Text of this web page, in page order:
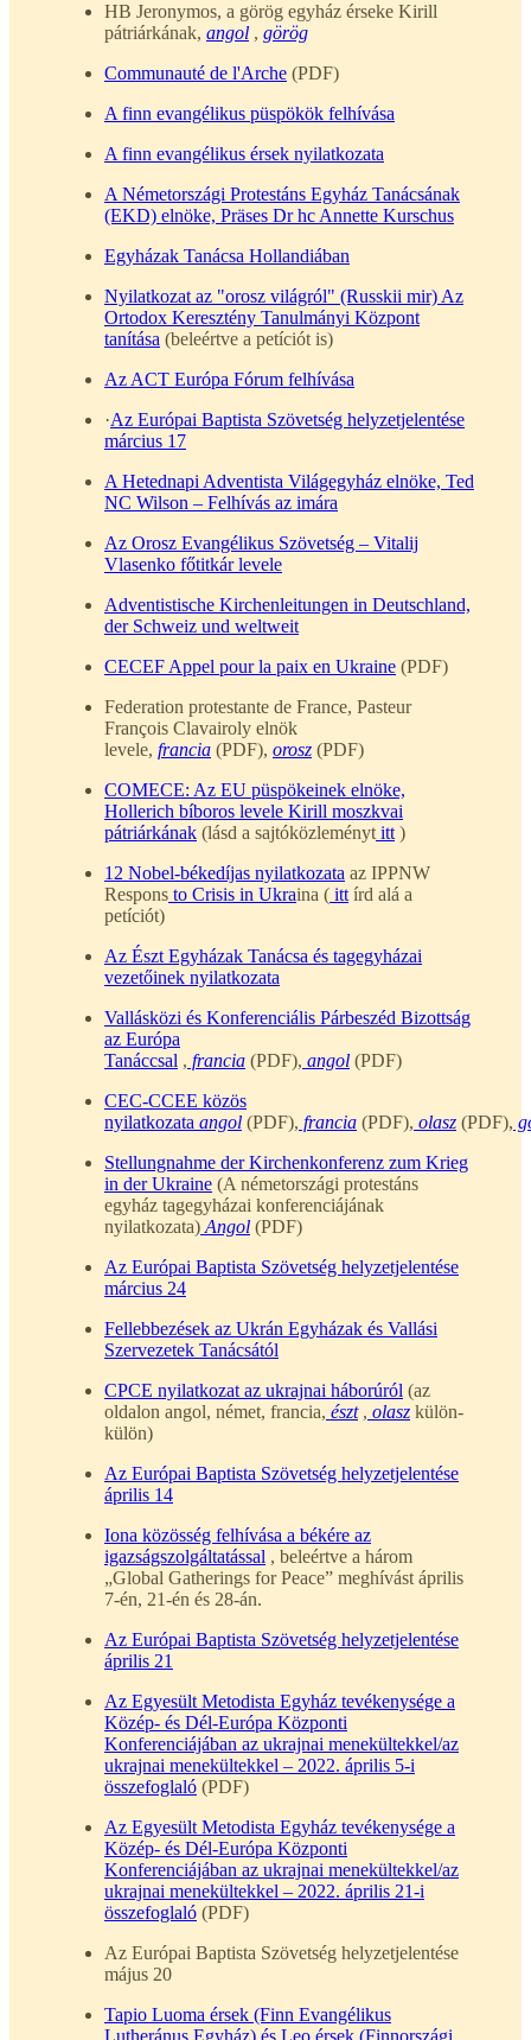
HB Jeronymos, a görög egyház érseke Kirill
pátriárkának, angol , görög
Communauté de l'Arche (PDF)
A finn evangélikus püspökök felhívása
A finn evangélikus érsek nyilatkozata
A Németországi Protestáns Egyház Tanácsának
(EKD) elnöke, Präses Dr hc Annette Kurschus
Egyházak Tanácsa Hollandiában
Nyilatkozat az "orosz világról" (Russkii mir) Az
Ortodox Keresztény Tanulmányi Központ
tanítása (beleértve a petíciót is)
Az ACT Európa Fórum felhívása
·Az Európai Baptista Szövetség helyzetjelentése
március 17
A Hetednapi Adventista Világegyház elnöke, Ted
NC Wilson – Felhívás az imára
Az Orosz Evangélikus Szövetség – Vitalij
Vlasenko főtitkár levele
Adventistische Kirchenleitungen in Deutschland,
der Schweiz und weltweit
CECEF Appel pour la paix en Ukraine (PDF)
Federation protestante de France, Pasteur
François Clavairoly elnök
levele, francia (PDF), orosz (PDF)
COMECE: Az EU püspökeinek elnöke,
Hollerich bíboros levele Kirill moszkvai
pátriárkának (lásd a sajtóközleményt itt )
12 Nobel-békedíjas nyilatkozata az IPPNW
Respons to Crisis in Ukraina ( itt írd alá a
petíciót)
Az Észt Egyházak Tanácsa és tagegyházai
vezetőinek nyilatkozata
Vallásközi és Konferenciális Párbeszéd Bizottság
az Európa
Tanáccsal , francia (PDF), angol (PDF)
CEC-CCEE közös
nyilatkozata angol (PDF), francia (PDF), olasz (PDF),
Stellungnahme der Kirchenkonferenz zum Krieg
in der Ukraine (A németországi protestáns
egyház tagegyházai konferenciájának
nyilatkozata) Angol (PDF)
Az Európai Baptista Szövetség helyzetjelentése
március 24
Fellebbezések az Ukrán Egyházak és Vallási
Szervezetek Tanácsától
CPCE nyilatkozat az ukrajnai háborúról (az
oldalon angol, német, francia, észt, olasz külön-
külön)
Az Európai Baptista Szövetség helyzetjelentése
április 14
Iona közösség felhívása a békére az
igazságszolgáltatással , beleértve a három
„Global Gatherings for Peace” meghívást április
7-én, 21-én és 28-án.
Az Európai Baptista Szövetség helyzetjelentése
április 21
Az Egyesült Metodista Egyház tevékenysége a
Közép- és Dél-Európa Központi
Konferenciájában az ukrajnai menekültekkel/az
ukrajnai menekültekkel – 2022. április 5-i
összefoglaló (PDF)
Az Egyesült Metodista Egyház tevékenysége a
Közép- és Dél-Európa Központi
Konferenciájában az ukrajnai menekültekkel/az
ukrajnai menekültekkel – 2022. április 21-i
összefoglaló (PDF)
Az Európai Baptista Szövetség helyzetjelentése
május 20
Tapio Luoma érsek (Finn Evangélikus